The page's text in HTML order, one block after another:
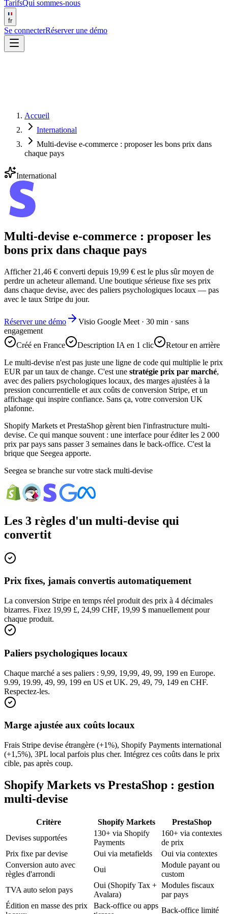
TarifsQui sommes-nous
fr
Se connecterRéserver une démo
Accueil
International
Multi-devise e-commerce : proposer les bons prix dans
chaque pays
International
Multi-devise e-commerce : proposer les
bons prix dans chaque pays
Afficher 21,46 € converti depuis 19,99 € est le plus sûr moyen de
perdre un acheteur allemand. Une boutique sérieuse fixe ses prix
dans chaque devise, avec des paliers psychologiques locaux — pas
avec le taux Stripe du jour.
Réserver une démo
Visio Google Meet · 30 min · sans
engagement
Créé en France
Description IA en 1 clic
Retour en arrière
Le multi-devise n'est pas juste une ligne de code qui multiplie le prix
EUR par un taux de change. C'est une stratégie prix par marché,
avec des paliers psychologiques locaux, des marges ajustées à la
pression concurrentielle et aux coûts de conversion Stripe, et un
affichage qui inspire confiance. Sans ça, votre conversion UK
plafonne.
Shopify Markets et PrestaShop gèrent bien l'infrastructure multi-
devise. Ce qui manque souvent : une interface pour éditer les 2 000
prix par pays sans passer 3 semaines dans le back-office. C'est la
brique que Seegea apporte.
Seegea se branche sur votre stack multi-devise
Les 3 règles d'un multi-devise qui
convertit
Prix fixes, jamais convertis automatiquement
La conversion Stripe en temps réel produit des prix à 4 décimales
bizarres. Fixez 19,99 £, 24,99 CHF, 19,99 $ manuellement pour
chaque produit.
Paliers psychologiques locaux
Chaque marché a ses paliers : 9,99, 19,99, 49, 99, 199 en Europe.
9.99, 19.99, 49, 99, 199 en US et UK. 29, 49, 79, 149 en CHF.
Respectez-les.
Marge ajustée aux coûts locaux
Frais Stripe devise étrangère (+1%), Shopify Payments international
(+1,5%), 3PL local parfois plus cher. Intégrez ces coûts dans le prix
cible, pas après coup.
Shopify Markets vs PrestaShop : gestion
multi-devise
Critère Shopify Markets
PrestaShop
Devises supportées
130+ via Shopify
Payments
160+ via contextes
de prix
Prix fixe par devise
Oui via metafields
Oui via contextes
Conversion auto avec
règles d'arrondi
Oui
Module payant ou
custom
TVA auto selon pays
Oui (Shopify Tax +
Avalara)
Modules fiscaux
par pays
Édition en masse des prix
Back-office ou apps
Back-office limité